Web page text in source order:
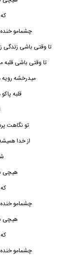
چشمامو
تا وقتی باشی زندگی
تا وقتی باشی قلبه
میدرخشه
قلبه
تو نگاهت
از خدا
هیچی
چشمامو
هیچی
چشمامو